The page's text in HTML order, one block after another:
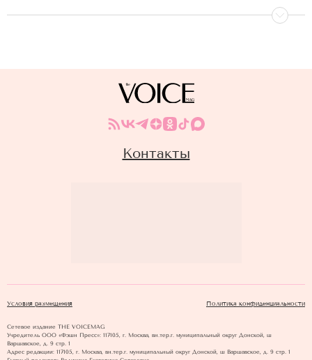
Контакты
Условия размещения Политика конфиденциальности
Сетевое издание THE VOICEMAG
Учредитель ООО «Фэшн Пресс»: 117105, г. Москва, вн.тер.г. муниципальный округ Донской, ш
Варшавское, д. 9 стр. 1
Адрес редакции: 117105, г. Москва, вн.тер.г. муниципальный округ Донской, ш Варшавское, д. 9 стр. 1